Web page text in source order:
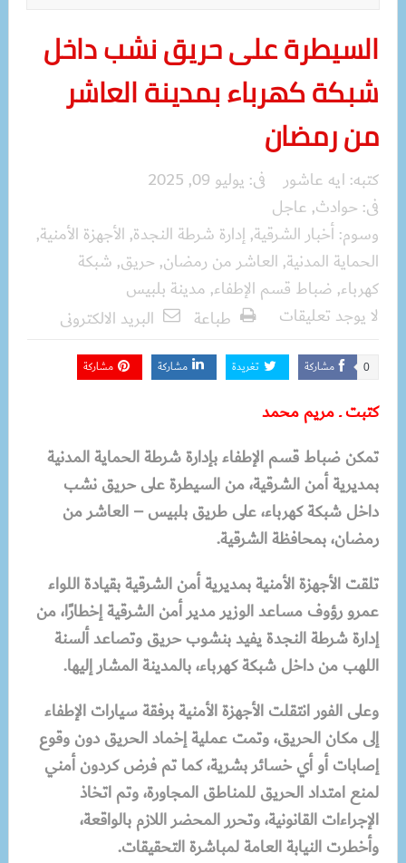
السيطرة على حريق نشب داخل
شبكة كهرباء بمدينة العاشر
من رمضان
كتبه: ايه عاشور فى: يوليو 09, 2025
فى: حوادث, عاجل
وسوم:أخبار الشرقية, إدارة شرطة النجدة, الأجهزة الأمنية,
الحماية المدنية, العاشر من رمضان, حريق, شبكة
كهرباء, ضباط قسم الإطفاء, مدينة بلبيس
لا يوجد تعليقات
طباعة البريد الالكترونى
مشاركة 0 تغريدة مشاركة مشاركة
كتبت ـ مريم محمد
تمكن ضباط قسم الإطفاء بإدارة شرطة الحماية المدنية
بمديرية أمن الشرقية، من السيطرة على حريق نشب
داخل شبكة كهرباء، على طريق بلبيس – العاشر من
رمضان، بمحافظة الشرقية.
تلقت الأجهزة الأمنية بمديرية أمن الشرقية بقيادة اللواء
عمرو رؤوف مساعد الوزير مدير أمن الشرقية إخطارًا، من
إدارة شرطة النجدة يفيد بنشوب حريق وتصاعد ألسنة
اللهب من داخل شبكة كهرباء، بالمدينة المشار إليها.
وعلى الفور انتقلت الأجهزة الأمنية برفقة سيارات الإطفاء
إلى مكان الحريق، وتمت عملية إخماد الحريق دون وقوع
إصابات أو أي خسائر بشرية، كما تم فرض كردون أمني
لمنع امتداد الحريق للمناطق المجاورة، وتم اتخاذ
الإجراءات القانونية، وتحرر المحضر اللازم بالواقعة،
وأخطرت النيابة العامة لمباشرة التحقيقات.